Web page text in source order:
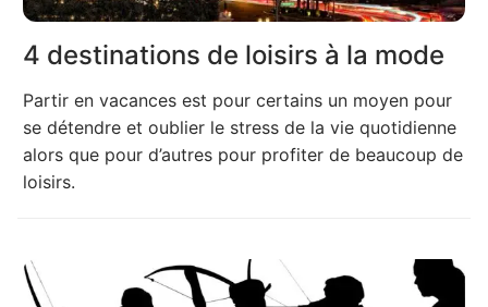
4 destinations de loisirs à la mode
Partir en vacances est pour certains un moyen pour
se détendre et oublier le stress de la vie quotidienne
alors que pour d’autres pour profiter de beaucoup de
loisirs.